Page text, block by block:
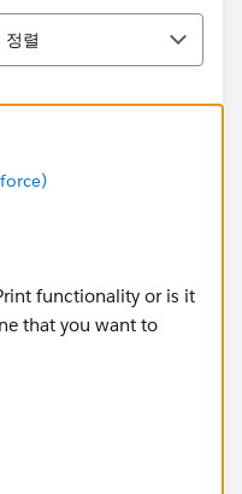
정렬
functionality or is it
that you want to